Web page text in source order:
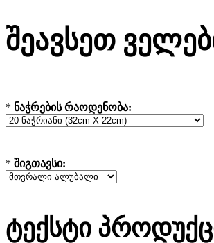
შეავსეთ
* ნაჭრების რაოდენობა:
* შიგთავსი:
ტექსტი